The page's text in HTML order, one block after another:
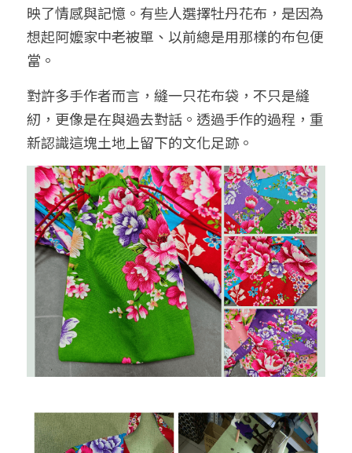
映了情感與記憶。有些人選擇牡丹花布，是因為
想起阿嬤家中老被單、以前總是用那樣的布包便
當。
對許多手作者而言，縫一只花布袋，不只是縫
紉，更像是在與過去對話。透過手作的過程，重
新認識這塊土地上留下的文化足跡。